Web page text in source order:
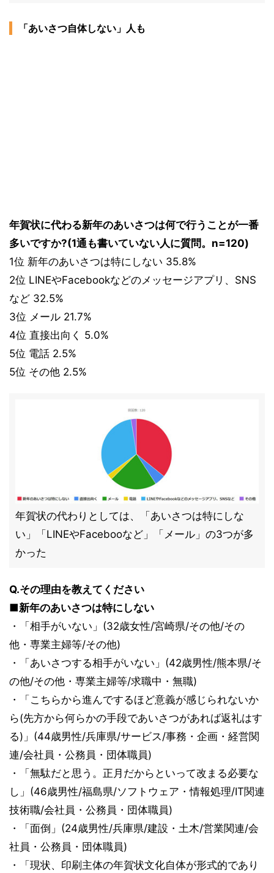
「あいさつ自体しない」人も
年賀状に代わる新年のあいさつは何で行うことが一番
多いですか?(1通も書いていない人に質問。n=120)
1位 新年のあいさつは特にしない 35.8%
2位 LINEやFacebookなどのメッセージアプリ、SNS
など 32.5%
3位 メール 21.7%
4位 直接出向く 5.0%
5位 電話 2.5%
5位 その他 2.5%
年賀状の代わりとしては、「あいさつは特にしな
い」「LINEやFacebooなど」「メール」の3つが多
かった
Q.その理由を教えてください
■新年のあいさつは特にしない
・「相手がいない」(32歳女性/宮崎県/その他/その
他・専業主婦等/その他)
・「あいさつする相手がいない」(42歳男性/熊本県/そ
の他/その他・専業主婦等/求職中・無職)
・「こちらから進んでするほど意義が感じられないか
ら(先方から何らかの手段であいさつがあれば返礼はす
る)」(44歳男性/兵庫県/サービス/事務・企画・経営関
連/会社員・公務員・団体職員)
・「無駄だと思う。正月だからといって改まる必要な
し」(46歳男性/福島県/ソフトウェア・情報処理/IT関連
技術職/会社員・公務員・団体職員)
・「面倒」(24歳男性/兵庫県/建設・土木/営業関連/会
社員・公務員・団体職員)
・「現状、印刷主体の年賀状文化自体が形式的であり